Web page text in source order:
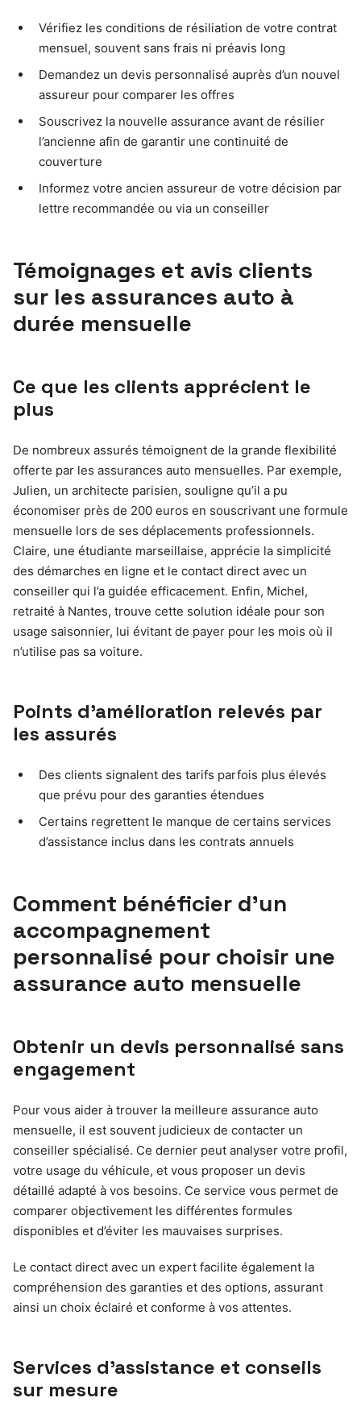
Vérifiez les conditions de résiliation de votre contrat
mensuel, souvent sans frais ni préavis long
Demandez un devis personnalisé auprès d’un nouvel
assureur pour comparer les offres
Souscrivez la nouvelle assurance avant de résilier
l’ancienne afin de garantir une continuité de
couverture
Informez votre ancien assureur de votre décision par
lettre recommandée ou via un conseiller
Témoignages et avis clients
sur les assurances auto à
durée mensuelle
Ce que les clients apprécient le
plus
De nombreux assurés témoignent de la grande flexibilité
offerte par les assurances auto mensuelles. Par exemple,
Julien, un architecte parisien, souligne qu’il a pu
économiser près de 200 euros en souscrivant une formule
mensuelle lors de ses déplacements professionnels.
Claire, une étudiante marseillaise, apprécie la simplicité
des démarches en ligne et le contact direct avec un
conseiller qui l’a guidée efficacement. Enfin, Michel,
retraité à Nantes, trouve cette solution idéale pour son
usage saisonnier, lui évitant de payer pour les mois où il
n’utilise pas sa voiture.
Points d’amélioration relevés par
les assurés
Des clients signalent des tarifs parfois plus élevés
que prévu pour des garanties étendues
Certains regrettent le manque de certains services
d’assistance inclus dans les contrats annuels
Comment bénéficier d’un
accompagnement
personnalisé pour choisir une
assurance auto mensuelle
Obtenir un devis personnalisé sans
engagement
Pour vous aider à trouver la meilleure assurance auto
mensuelle, il est souvent judicieux de contacter un
conseiller spécialisé. Ce dernier peut analyser votre profil,
votre usage du véhicule, et vous proposer un devis
détaillé adapté à vos besoins. Ce service vous permet de
comparer objectivement les différentes formules
disponibles et d’éviter les mauvaises surprises.
Le contact direct avec un expert facilite également la
compréhension des garanties et des options, assurant
ainsi un choix éclairé et conforme à vos attentes.
Services d’assistance et conseils
sur mesure